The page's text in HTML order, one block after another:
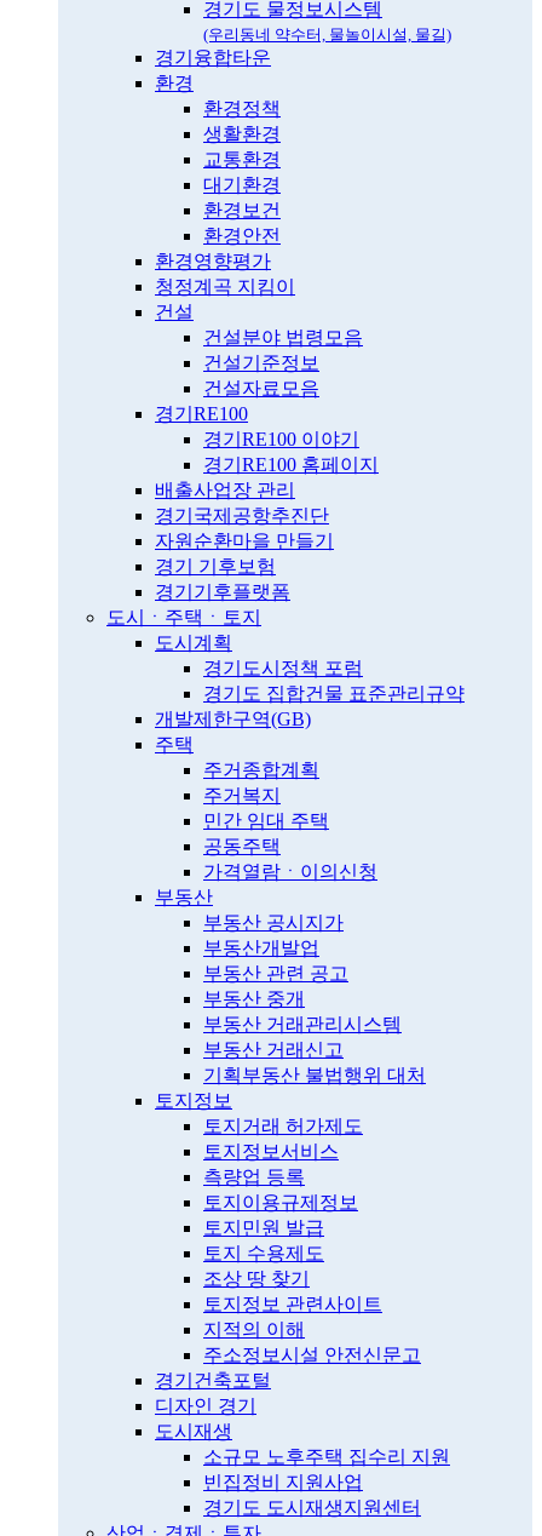
경기도 물정보시스템
(우리동네 약수터, 물놀이시설, 물길)
경기융합타운
환경
환경정책
생활환경
교통환경
대기환경
환경보건
환경안전
환경영향평가
청정계곡 지킴이
건설
건설분야 법령모음
건설기준정보
건설자료모음
경기RE100
경기RE100 이야기
경기RE100 홈페이지
배출사업장 관리
경기국제공항추진단
자원순환마을 만들기
경기 기후보험
경기기후플랫폼
도시ㆍ주택ㆍ토지
도시계획
경기도시정책 포럼
경기도 집합건물 표준관리규약
개발제한구역(GB)
주택
주거종합계획
주거복지
민간 임대 주택
공동주택
가격열람ㆍ이의신청
부동산
부동산 공시지가
부동산개발업
부동산 관련 공고
부동산 중개
부동산 거래관리시스템
부동산 거래신고
기획부동산 불법행위 대처
토지정보
토지거래 허가제도
토지정보서비스
측량업 등록
토지이용규제정보
토지민원 발급
토지 수용제도
조상 땅 찾기
토지정보 관련사이트
지적의 이해
주소정보시설 안전신문고
경기건축포털
디자인 경기
도시재생
소규모 노후주택 집수리 지원
빈집정비 지원사업
경기도 도시재생지원센터